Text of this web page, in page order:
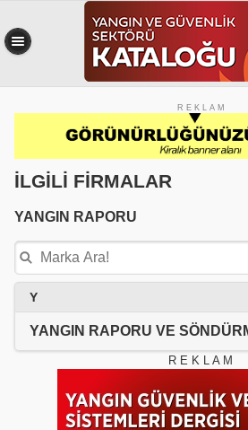
R E K L A M
İLGİLİ FİRMALAR
YANGIN RAPORU
Y
R E K L A M